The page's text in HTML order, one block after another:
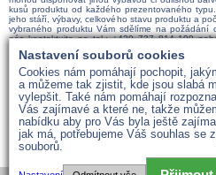
kusů produktu od každého prezentovaného
jeho stáří, výbavy, celkového stavu produktu a
vybraného produktu Vám sdělíme na požádání
nás kontaktujte na tel.:+420 737 814 199
Doprava zdarma po ČR pro elektrické vozíky
vozíky a skútry po SR při objednávce nad
či skútru je uváděn za ideálních podmínek
výrobcem. V praxi se dojezd snižuje v
překážek, stáří baterií, teplotě, počtu
pneumatikách, stylu jízdy atd. Provozovatel
nebo nepřesnosti na webových stránkách.
Informace o zpětném odběru baterií a
dle GDPR |Cookies|Odkazy|Články|
© 2013 - 2026 MedicalSpace s.r.o. |
Nastavení souborů cookies
Cookies nám pomáhají pochopit,
a můžeme tak zjistit, kde jsou slabá
vylepšit. Také nám pomáhají
Vás zajímavé a které ne, takže
nabídku aby pro Vás byla ještě
jak má, potřebujeme Váš souhlas se
souborů.